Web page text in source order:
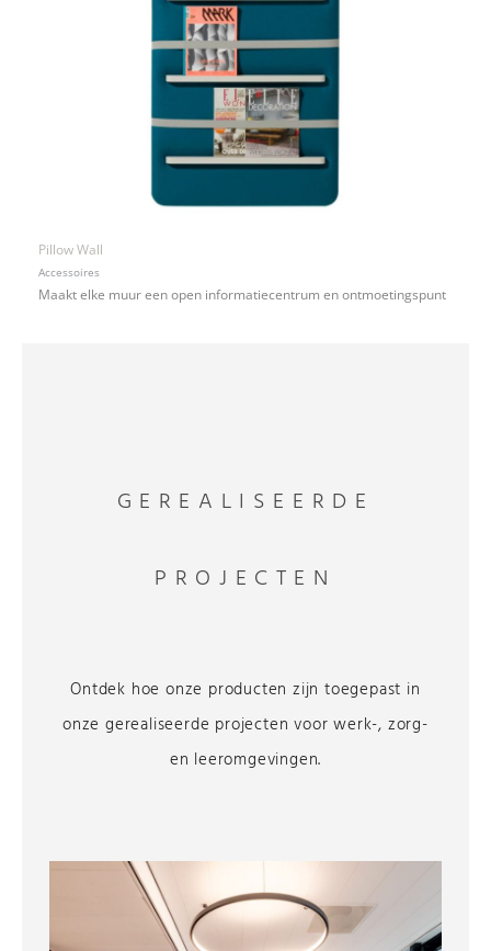
Pillow Wall
Accessoires
Maakt elke muur een open informatiecentrum en ontmoetingspunt
GEREALISEERDE
PROJECTEN
Ontdek hoe onze producten zijn toegepast in
onze gerealiseerde projecten voor werk-, zorg-
en leeromgevingen.